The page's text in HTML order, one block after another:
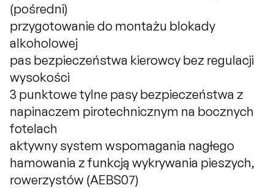
(pośredni)
przygotowanie do montażu blokady
alkoholowej
pas bezpieczeństwa kierowcy bez regulacji
wysokości
3 punktowe tylne pasy bezpieczeństwa z
napinaczem pirotechnicznym na bocznych
fotelach
aktywny system wspomagania nagłego
hamowania z funkcją wykrywania pieszych,
rowerzystów (AEBS07)